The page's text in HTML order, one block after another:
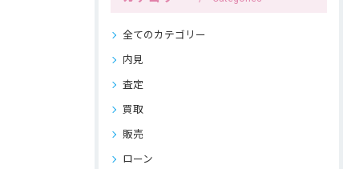
全てのカテゴリー
内見
査定
買取
販売
ローン